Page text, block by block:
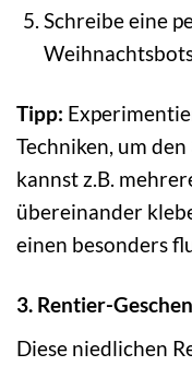
Schreibe eine
Tipp:
Techniken, um
kannst z.B.
übereinander
einen besonders
3. Rentier-
Diese niedlichen